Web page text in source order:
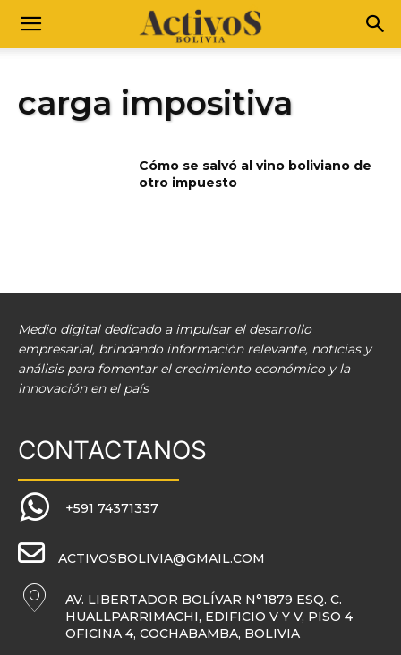
carga impositiva
Cómo se salvó al vino boliviano de
otro impuesto
Medio digital dedicado a impulsar el desarrollo
empresarial, brindando información relevante, noticias y
análisis para fomentar el crecimiento económico y la
innovación en el país
CONTACTANOS
+591 74371337
ACTIVOSBOLIVIA@GMAIL.COM
AV. LIBERTADOR BOLÍVAR N°1879 ESQ. C.
HUALLPARRIMACHI, EDIFICIO V Y V, PISO 4
OFICINA 4, COCHABAMBA, BOLIVIA